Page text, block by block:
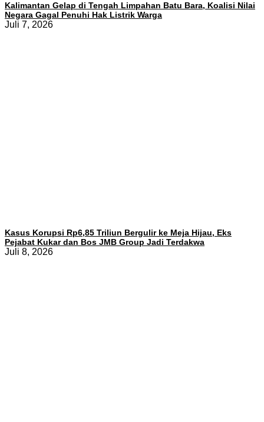
Kalimantan Gelap di Tengah Limpahan Batu Bara, Koalisi Nilai
Negara Gagal Penuhi Hak Listrik Warga
Juli 7, 2026
Kasus Korupsi Rp6,85 Triliun Bergulir ke Meja Hijau, Eks
Pejabat Kukar dan Bos JMB Group Jadi Terdakwa
Juli 8, 2026